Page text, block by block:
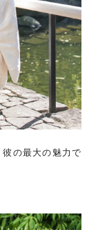
の最大の魅力で